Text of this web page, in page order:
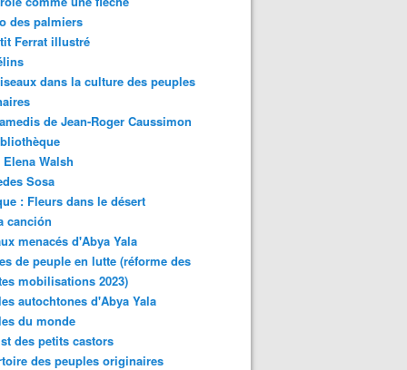
des palmiers
Ferrat illustré
dans la culture des peuples
de Jean-Roger Caussimon
Walsh
Sosa
: Fleurs dans le désert
canción
menacés d'Abya Yala
de peuple en lutte (réforme des
mobilisations 2023)
autochtones d'Abya Yala
du monde
des petits castors
des peuples originaires